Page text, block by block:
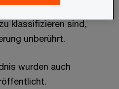
klassifizieren sind,
unberührt.
wurden auch